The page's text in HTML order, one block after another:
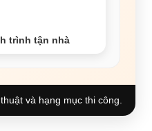
trình tận nhà
và hạng mục thi công.